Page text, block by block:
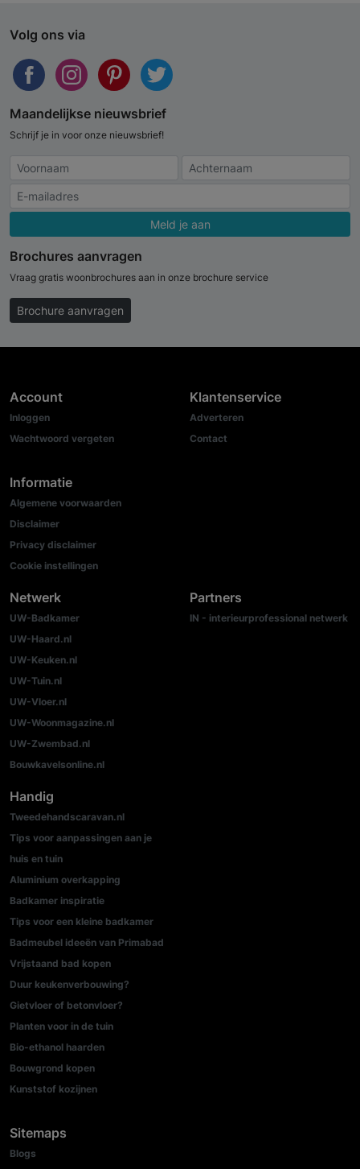
Volg ons via
Maandelijkse nieuwsbrief
Schrijf je in voor onze nieuwsbrief!
Meld je aan
Brochures aanvragen
Vraag gratis woonbrochures aan in onze brochure service
Brochure aanvragen
Account
Inloggen
Wachtwoord vergeten
Informatie
Algemene voorwaarden
Disclaimer
Privacy disclaimer
Cookie instellingen
Klantenservice
Adverteren
Contact
Netwerk
UW-Badkamer
UW-Haard.nl
UW-Keuken.nl
UW-Tuin.nl
UW-Vloer.nl
UW-Woonmagazine.nl
UW-Zwembad.nl
Bouwkavelsonline.nl
Partners
IN - interieurprofessional netwerk
Handig
Tweedehandscaravan.nl
Tips voor aanpassingen aan je
huis en tuin
Aluminium overkapping
Badkamer inspiratie
Tips voor een kleine badkamer
Badmeubel ideeën van Primabad
Vrijstaand bad kopen
Duur keukenverbouwing?
Gietvloer of betonvloer?
Planten voor in de tuin
Bio-ethanol haarden
Bouwgrond kopen
Kunststof kozijnen
Sitemaps
Blogs